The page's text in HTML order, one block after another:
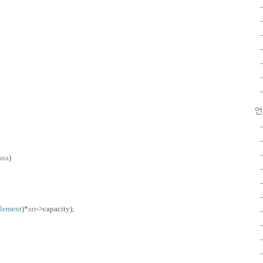
)
)*arr->capacity);